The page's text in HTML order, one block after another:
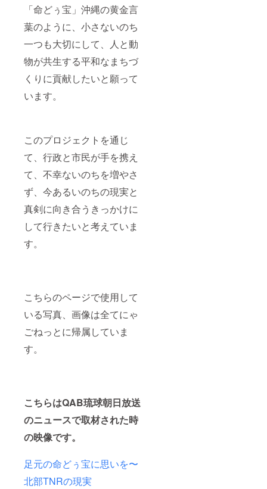
「命どぅ宝」沖縄の黄金言
葉のように、小さないのち
一つも大切にして、人と動
物が共生する平和なまちづ
くりに貢献したいと願って
います。
このプロジェクトを通じ
て、行政と市民が手を携え
て、不幸ないのちを増やさ
ず、今あるいのちの現実と
真剣に向き合うきっかけに
して行きたいと考えていま
す。
こちらのページで使用して
いる写真、画像は全てにゃ
ごねっとに帰属していま
す。
こちらはQAB琉球朝日放送
のニュースで取材された時
の映像です。
足元の命どぅ宝に思いを〜
北部TNRの現実